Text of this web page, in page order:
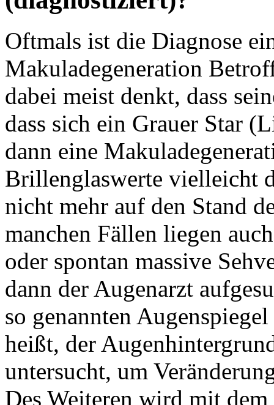
Oftmals ist die Diagnose
Makuladegeneration
dabei meist denkt, dass
dass sich ein Grauer Star
dann eine
Brillenglaswerte vielleicht
nicht mehr auf den Stand
manchen Fällen liegen
oder spontan massive
dann der Augenarzt
so genannten
heißt, der
untersucht, um
Des Weiteren wird mit